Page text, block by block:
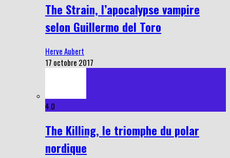
The Strain, l’apocalypse vampire
selon Guillermo del Toro
Herve Aubert
17 octobre 2017
4.0
The Killing, le triomphe du polar
nordique